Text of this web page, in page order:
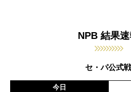
NPB 結果
セ・パ公式戦
今日